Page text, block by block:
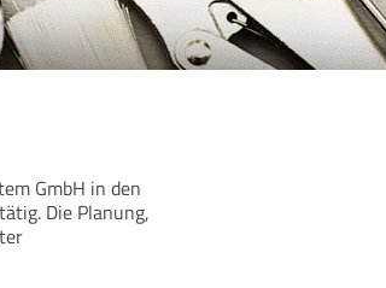
GmbH in den
Die Planung,